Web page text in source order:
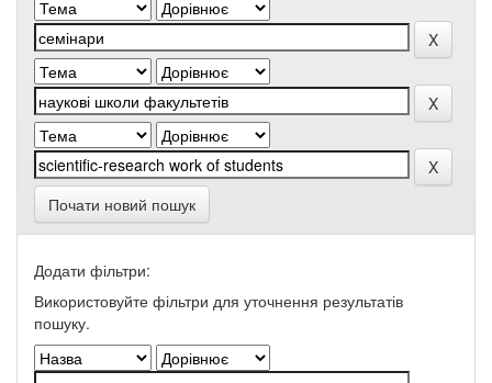
Почати новий пошук
Додати фільтри:
Використовуйте фільтри для уточнення результатів
пошуку.